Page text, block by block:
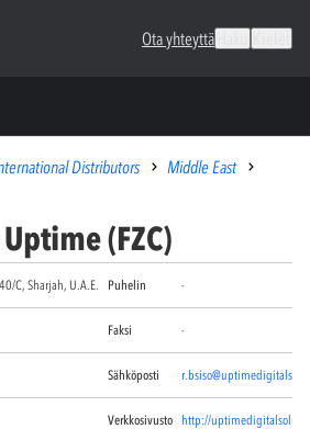
Ota yhteyttä
Distributors
Middle East
(FZC)
C, Sharjah, U.A.E. Puhelin -
Faksi -
Sähköposti
Verkkosivusto http://